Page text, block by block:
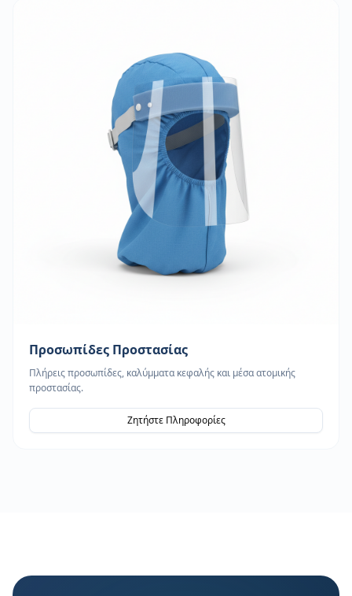
Προσωπίδες Προστασίας
Πλήρεις προσωπίδες, καλύμματα κεφαλής και μέσα ατομικής
προστασίας.
Ζητήστε Πληροφορίες